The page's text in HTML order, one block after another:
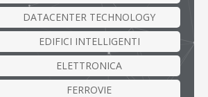
DATACENTER TECHNOLOGY
EDIFICI INTELLIGENTI
ELETTRONICA
FERROVIE